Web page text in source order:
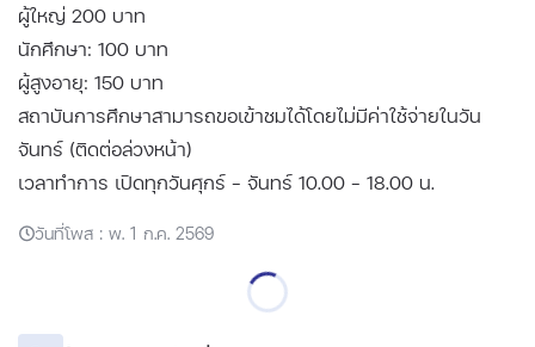
ผู้ใหญ่ 200 บาท
นักศึกษา: 100 บาท
ผู้สูงอายุ: 150 บาท
สถาบันการศึกษาสามารถขอเข้าชมได้โดยไม่มีค่าใช้จ่ายในวัน
จันทร์ (ติดต่อล่วงหน้า)
เวลาทำการ เปิดทุกวันศุกร์ - จันทร์ 10.00 - 18.00 น.
วันที่โพส : พ. 1 ก.ค. 2569